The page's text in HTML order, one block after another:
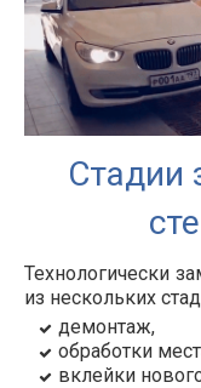
Стадии
Технологически
из нескольких
демонтаж,
обработки
вклейки